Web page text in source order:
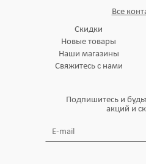
Все
Скидки
Новые товары
Наши магазины
Свяжитесь с нами
Подпишитесь и
акций и